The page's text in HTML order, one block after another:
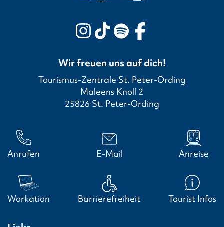
Wir freuen uns auf dich!
Tourismus-Zentrale St. Peter-Ording
Maleens Knoll 2
25826 St. Peter-Ording
Anrufen E-Mail Anreise
Workation Barrierefreiheit Tourist Infos